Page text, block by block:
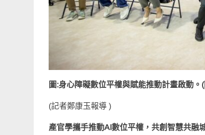
圖:身心障礙數位平權與賦能推動計畫啟動。
(記者鄭康玉報導 )
產官學攜手推動AI數位平權，共創智慧共融